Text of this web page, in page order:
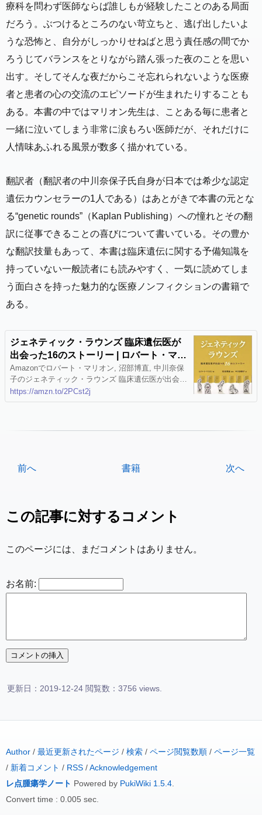
療科を問わず医師ならば誰しもが経験したことのある局面
だろう。ぶつけるところのない苛立ちと、逃げ出したいよ
うな恐怖と、自分がしっかりせねばと思う責任感の間でか
ろうじてバランスをとりながら踏ん張った夜のことを思い
出す。そしてそんな夜だからこそ忘れられないような医療
者と患者の心の交流のエピソードが生まれたりすることも
ある。本書の中ではマリオン先生は、ことある毎に患者と
一緒に泣いてしまう非常に涙もろい医師だが、それだけに
人情味あふれる風景が数多く描かれている。
翻訳者（翻訳者の中川奈保子氏自身が日本では希少な認定
遺伝カウンセラーの1人である）はあとがきで本書の元とな
る“genetic rounds”（Kaplan Publishing）への憧れとその翻
訳に従事できることの喜びについて書いている。その豊か
な翻訳技量もあって、本書は臨床遺伝に関する予備知識を
持っていない一般読者にも読みやすく、一気に読めてしま
う面白さを持った魅力的な医療ノンフィクションの書籍で
ある。
ジェネティック・ラウンズ 臨床遺伝医が
出会った16のストーリー | ロバート・マリ
オン, 沼部博直, 中川奈保子 |本 | 通販 | Am
azon
Amazonでロバート・マリオン, 沼部博直, 中川奈保
子のジェネティック・ラウンズ 臨床遺伝医が出会っ
た16のストーリー。アマゾンならポイント還元本が
多数。ロバート・マリオン, 沼部博直, 中川奈保子作
https://amzn.to/2PCst2j
前へ 次へ
書籍
この記事に対するコメント
このページには、まだコメントはありません。
お名前:
更新日：2019-12-24 閲覧数：3756 views.
Author / 最近更新されたページ / 検索 / ページ閲覧数順 / ページ一覧
/ 新着コメント / RSS / Acknowledgement
レ点腫瘍学ノート Powered by PukiWiki 1.5.4
Convert time : 0.005 sec.